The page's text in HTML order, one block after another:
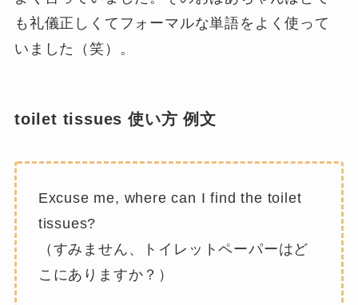
も礼儀正しくてフォーマルな単語をよく使って
いました（笑）。
toilet tissues 使い方 例文
Excuse me, where can I find the toilet
tissues?
（すみません、トイレットペーパーはど
こにありますか？）